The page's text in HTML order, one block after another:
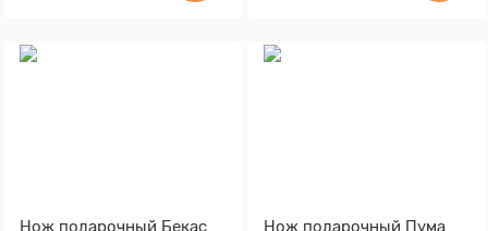
Нож подарочный Бекас
Нож подарочный Пума